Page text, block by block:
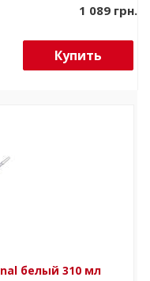
1 089 грн.
Купить
белый 310 мл